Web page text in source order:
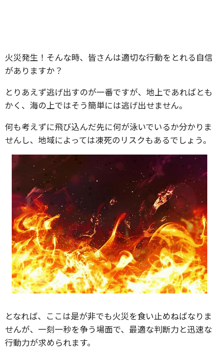
火災発生！そんな時、皆さんは適切な行動をとれる自信
がありますか？
とりあえず逃げ出すのが一番ですが、地上であればとも
かく、海の上ではそう簡単には逃げ出せません。
何も考えずに飛び込んだ先に何が泳いでいるか分かりま
せんし、地域によっては凍死のリスクもあるでしょう。
となれば、ここは是が非でも火災を食い止めねばなりま
せんが、一刻一秒を争う場面で、最適な判断力と迅速な
行動力が求められます。